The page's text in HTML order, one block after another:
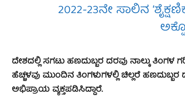
2022-23ನೇ ಸಾಲಿನ
ದೇಶದಲ್ಲಿ ಸಗಟು ಹಣದುಬ್ಬರ ದರವು ನಾಲ್ಕು ತಿಂಗಳ
ಹೆಚ್ಚಳವು ಮುಂದಿನ ತಿಂಗಳುಗಳಲ್ಲಿ ಚಿಲ್ಲರೆ
ಅಭಿಪ್ರಾಯ ವ್ಯಕ್ತಪಡಿಸಿದ್ದಾರೆ.